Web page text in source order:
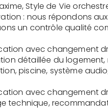
Style de Vie
: nous répondons
un contrôle qualité
avec changement
détaillée du
piscine, système audio,
avec changement
technique,